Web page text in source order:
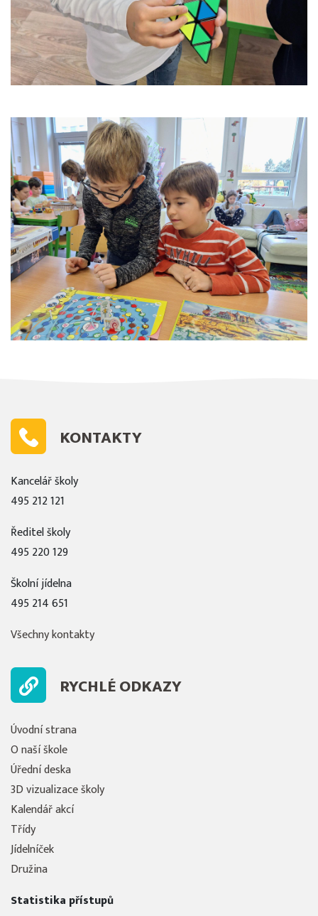
KONTAKTY
Kancelář školy
495 212 121
Ředitel školy
495 220 129
Školní jídelna
495 214 651
Všechny kontakty
RYCHLÉ ODKAZY
Úvodní strana
O naší škole
Úřední deska
3D vizualizace školy
Kalendář akcí
Třídy
Jídelníček
Družina
Statistika přístupů